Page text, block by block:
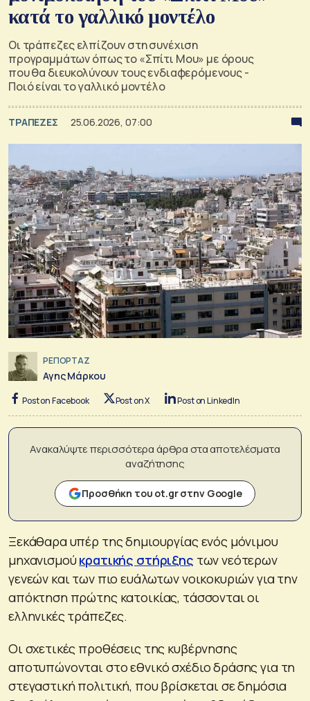
κατά το γαλλικό μοντέλο
Οι τράπεζες ελπίζουν στη συνέχιση
προγραμμάτων όπως το «Σπίτι Μου» με όρους
που θα διευκολύνουν τους ενδιαφερόμενους -
Ποιό είναι το γαλλικό μοντέλο
ΤΡΑΠΕΖΕΣ 25.06.2026, 07:00
ΡΕΠΟΡΤΑΖ
Αγης Μάρκου
Post on Facebook Post on X Post on LinkedIn
Ανακαλύψτε περισσότερα άρθρα στα αποτελέσματα
αναζήτησης
Προσθήκη του ot.gr στην Google
Ξεκάθαρα υπέρ της δημιουργίας ενός μόνιμου
μηχανισμούκρατικής στήριξης των νεότερων
γενεών και των πιο ευάλωτων νοικοκυριών για την
απόκτηση πρώτης κατοικίας, τάσσονται οι
ελληνικές τράπεζες.
Οι σχετικές προθέσεις της κυβέρνησης
αποτυπώνονται στο εθνικό σχέδιο δράσης για τη
στεγαστική πολιτική, που βρίσκεται σε δημόσια